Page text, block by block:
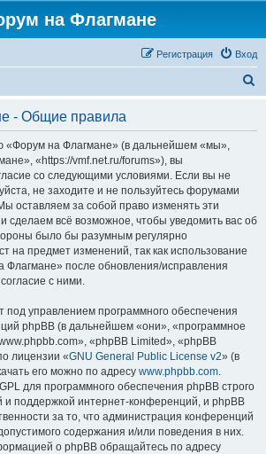
на Флагмане
Вход
Регистрация
- Общие правила
«Форум на Флагмане» (в дальнейшем «мы»,
«https://vmf.net.ru/forums»), вы
со следующими условиями. Если вы не
не заходите и не пользуйтесь форумами
оставляем за собой право изменять эти
сделаем всё возможное, чтобы уведомить вас об
было бы разумным регулярно
на предмет изменений, так как использование
после обновления/исправления
с ними.
управлением программного обеспечения
phpBB (в дальнейшем «они», «программное
«phpBB Limited», «phpBB
лицензии «GNU General Public License v2» (в
его можно по адресу www.phpbb.com.
для программного обеспечения phpBB строго
и поддержкой интернет-конференций, и phpBB
за то, что администрация конференций
содержания и/или поведения в них.
о phpBB обращайтесь по адресу